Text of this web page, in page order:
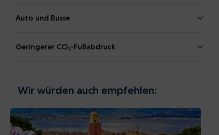
Auto und Busse
Geringerer CO₂-Fußabdruck
Wir würden auch empfehlen: